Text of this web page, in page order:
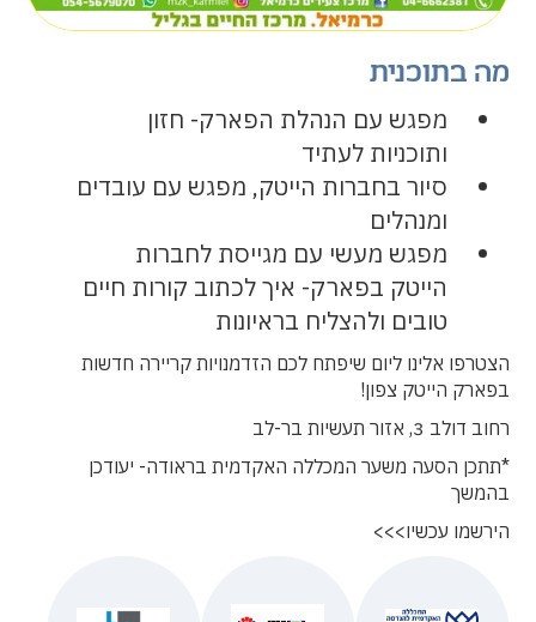
מה בתוכנית
מפגש עם הנהלת הפארק- חזון
ותוכניות לעתיד
סיור בחברות הייטק, מפגש עם עובדים
ומנהלים
מפגש מעשי עם מגייסת לחברות
הייטק בפארק- איך לכתוב קורות חיים
טובים ולהצליח בראיונות
הצטרפו אלינו ליום שיפתח לכם הזדמנויות קריירה חדשות
בפארק הייטק צפון!
רחוב דולב 3, אזור תעשיות בר-לב
*תתכן הסעה משער המכללה האקדמית בראודה- יעודכן
בהמשך
הירשמו עכשיו>>>